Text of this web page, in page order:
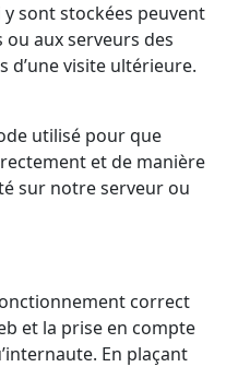
sont stockées peuvent
aux serveurs des
d’une visite ultérieure.
utilisé pour que
et de manière
sur notre serveur ou
correct
et la prise en compte
En plaçant